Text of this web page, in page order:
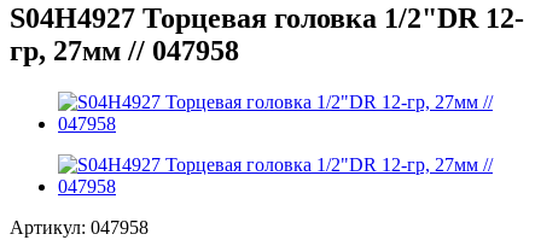
S04H4927 Торцевая головка 1/2"DR 12-
гр, 27мм // 047958
Артикул: 047958